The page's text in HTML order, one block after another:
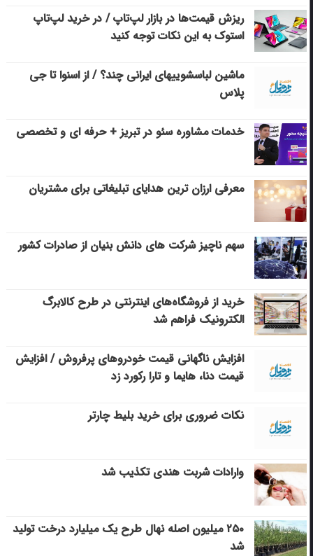
ریزش قیمت‌ها در بازار لپ‌تاپ / در خرید لپ‌تاپ
استوک به این نکات توجه کنید
ماشین لباسشویی‎های ایرانی چند؟ / از اسنوا تا جی
پلاس
خدمات مشاوره سئو در تبریز + حرفه ای و تخصصی
معرفی ارزان ترین هدایای تبلیغاتی برای مشتریان
سهم ناچیز شرکت های دانش بنیان از صادرات کشور
خرید از فروشگاه‌های اینترنتی در طرح کالابرگ
الکترونیک فراهم شد
افزایش ناگهانی قیمت خودروهای پرفروش / افزایش
قیمت دنا، هایما و تارا رکورد زد
نکات ضروری برای خرید بلیط چارتر
وارادات شربت هندی تکذیب شد
۲۵۰ میلیون اصله نهال طرح یک میلیارد درخت تولید
شد